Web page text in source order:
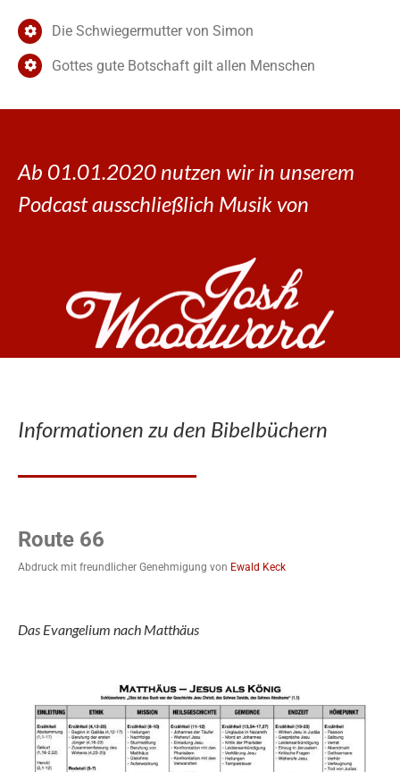
Die Schwiegermutter von Simon
Gottes gute Botschaft gilt allen Menschen
Ab 01.01.2020 nutzen wir in unserem
Podcast ausschließlich Musik von
Informationen zu den Bibelbüchern
Route 66
Abdruck mit freundlicher Genehmigung von Ewald Keck
Das Evangelium nach Matthäus